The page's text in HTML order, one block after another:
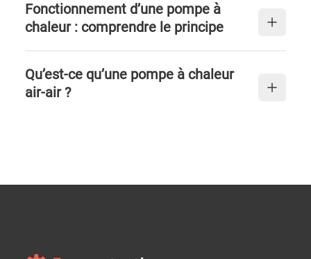
Fonctionnement d’une pompe à
chaleur : comprendre le principe
Qu’est-ce qu’une pompe à chaleur
air-air ?